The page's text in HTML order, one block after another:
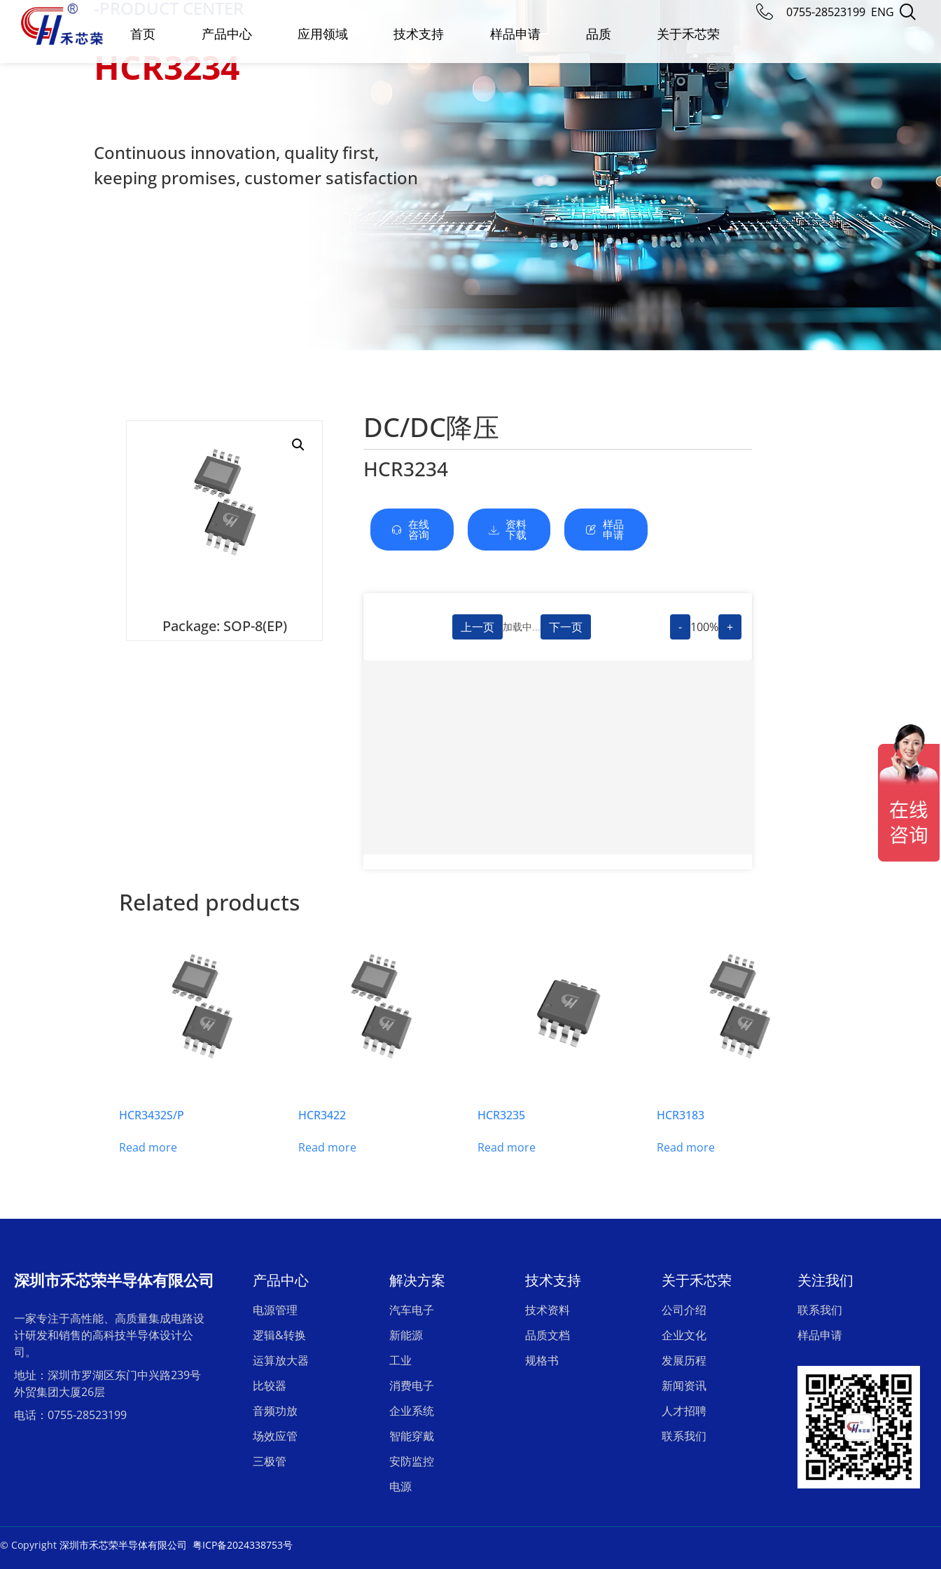
首页 产品中心 应用领域 技术支持 样品申请 品质 关于禾芯荣
0755-28523199 ENG
HCR3234
Continuous innovation, quality first,
keeping promises, customer satisfaction
Package: SOP-8(EP)
DC/DC降压
HCR3234
在线
咨询
资料
下载
样品
申请
上一页 加载中... 下一页 - 100% +
Related products
HCR3432S/P
Read more
HCR3422
Read more
HCR3235
Read more
HCR3183
Read more
深圳市禾芯荣半导体有限公司
一家专注于高性能、高质量集成电路设
计研发和销售的高科技半导体设计公
司。
地址：深圳市罗湖区东门中兴路239号
外贸集团大厦26层
电话：0755-28523199
产品中心
电源管理
逻辑&转换
运算放大器
比较器
音频功放
场效应管
三极管
解决方案
汽车电子
新能源
工业
消费电子
企业系统
智能穿戴
安防监控
电源
技术支持
技术资料
品质文档
规格书
关于禾芯荣
公司介绍
企业文化
发展历程
新闻资讯
人才招聘
联系我们
关注我们
联系我们
样品申请
© Copyright 深圳市禾芯荣半导体有限公司 粤ICP备2024338753号